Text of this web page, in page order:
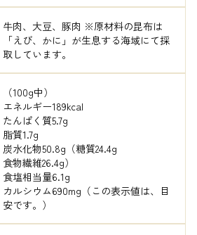
牛肉、大豆、豚肉 ※原材料の昆布は
「えび、かに」が生息する海域にて採
取しています。
（100g中）
エネルギー189kcal
たんぱく質5.7g
脂質1.7g
炭水化物50.8g（糖質24.4g
食物繊維26.4g）
食塩相当量6.1g
カルシウム690mg（この表示値は、目
安です。）